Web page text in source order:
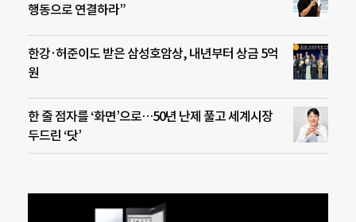
행동으로 연결하라”
한강·허준이도 받은 삼성호암상, 내년부터 상금 5억
원
한 줄 점자를 ‘화면’으로…50년 난제 풀고 세계시장
두드린 ‘닷’